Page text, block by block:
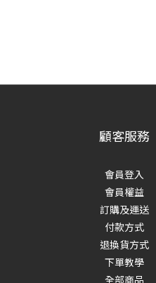
顧客服務
會員登入
會員權益
訂購及運送
付款方式
退換貨方式
下單教學
全部商品